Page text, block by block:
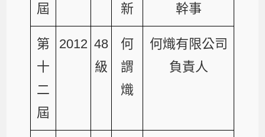
屆
新
幹事
第
十
二
屆
2012 48
級
何
謂
熾
何熾有限公司
負責人